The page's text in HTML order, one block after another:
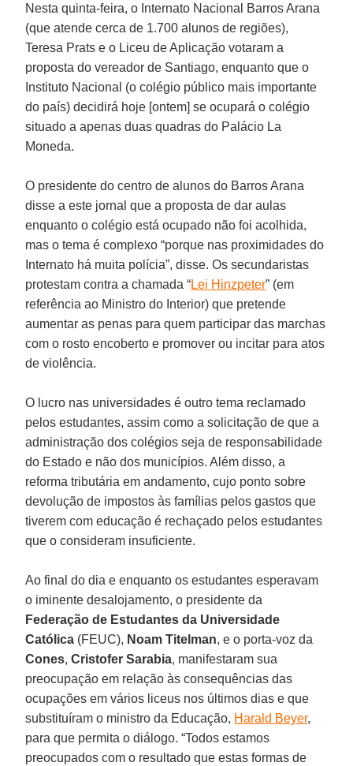
Nesta quinta-feira, o Internato Nacional Barros Arana
(que atende cerca de 1.700 alunos de regiões),
Teresa Prats e o Liceu de Aplicação votaram a
proposta do vereador de Santiago, enquanto que o
Instituto Nacional (o colégio público mais importante
do país) decidirá hoje [ontem] se ocupará o colégio
situado a apenas duas quadras do Palácio La
Moneda.
O presidente do centro de alunos do Barros Arana
disse a este jornal que a proposta de dar aulas
enquanto o colégio está ocupado não foi acolhida,
mas o tema é complexo “porque nas proximidades do
Internato há muita polícia”, disse. Os secundaristas
protestam contra a chamada “Lei Hinzpeter” (em
referência ao Ministro do Interior) que pretende
aumentar as penas para quem participar das marchas
com o rosto encoberto e promover ou incitar para atos
de violência.
O lucro nas universidades é outro tema reclamado
pelos estudantes, assim como a solicitação de que a
administração dos colégios seja de responsabilidade
do Estado e não dos municípios. Além disso, a
reforma tributária em andamento, cujo ponto sobre
devolução de impostos às famílias pelos gastos que
tiverem com educação é rechaçado pelos estudantes
que o consideram insuficiente.
Ao final do dia e enquanto os estudantes esperavam
o iminente desalojamento, o presidente da
Federação de Estudantes da Universidade
Católica (FEUC), Noam Titelman, e o porta-voz da
Cones,Cristofer Sarabia, manifestaram sua
preocupação em relação às consequências das
ocupações em vários liceus nos últimos dias e que
substituíram o ministro da Educação, Harald Beyer,
para que permita o diálogo. “Todos estamos
preocupados com o resultado que estas formas de